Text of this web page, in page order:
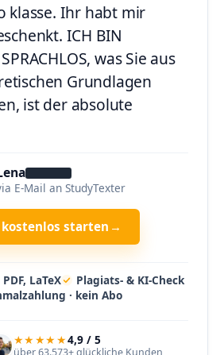
klasse. Ihr habt mir
ICH BIN
was Sie aus
Grundlagen
ist der absolute
Müller
E-Mail an StudyTexter
kostenlos starten →
LaTeX
Plagiats- & KI-Check
· kein Abo
★★★★★4,9 / 5
über 63.573+ glückliche Kunden